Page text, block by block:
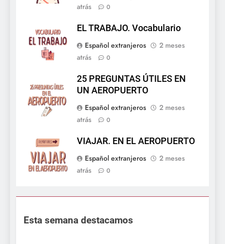
atrás
0
EL TRABAJO. Vocabulario
Español extranjeros
2 meses
atrás
0
25 PREGUNTAS ÚTILES EN
UN AEROPUERTO
Español extranjeros
2 meses
atrás
0
VIAJAR. EN EL AEROPUERTO
Español extranjeros
2 meses
atrás
0
Esta semana destacamos